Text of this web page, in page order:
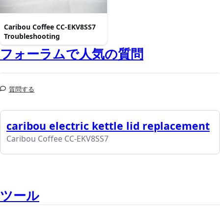
Caribou Coffee CC‑EKV8SS7
Troubleshooting
フォーラムで人気の質問
質問する
caribou electric kettle lid replacement
Caribou Coffee CC-EKV8SS7
ツール